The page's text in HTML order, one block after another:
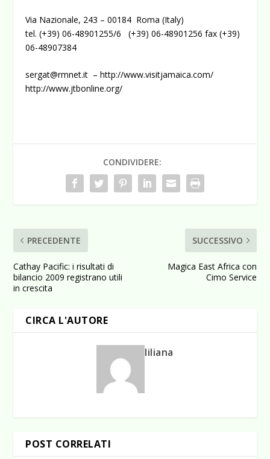
Via Nazionale, 243 – 00184 Roma (Italy)
tel. (+39) 06-48901255/6 (+39) 06-48901256 fax (+39)
06-48907384
sergat@rmnet.it –http://www.visitjamaica.com/
http://www.jtbonline.org/
CONDIVIDERE:
PRECEDENTE
Cathay Pacific: i risultati di
bilancio 2009 registrano utili
in crescita
SUCCESSIVO
Magica East Africa con
Cimo Service
CIRCA L'AUTORE
liliana
POST CORRELATI